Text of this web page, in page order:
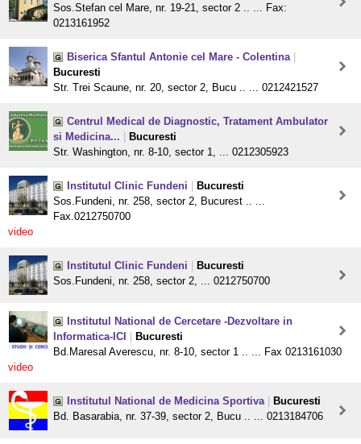
Sos.Stefan cel Mare, nr. 19-21, sector 2 .. ... Fax:
0213161952
Biserica Sfantul Antonie cel Mare - Colentina
Bucuresti
Str. Trei Scaune, nr. 20, sector 2, Bucu .. ... 0212421527
Centrul Medical de Diagnostic, Tratament Ambulator
si Medicina...
Bucuresti
Str. Washington, nr. 8-10, sector 1, ... 0212305923
Institutul Clinic Fundeni
Bucuresti
Sos.Fundeni, nr. 258, sector 2, Bucurest .. ...
Fax.0212750700
video
Institutul Clinic Fundeni
Bucuresti
Sos.Fundeni, nr. 258, sector 2, ... 0212750700
Institutul National de Cercetare -Dezvoltare in
Informatica-ICI
Bucuresti
Bd.Maresal Averescu, nr. 8-10, sector 1 .. ... Fax 0213161030
video
Institutul National de Medicina Sportiva
Bucuresti
Bd. Basarabia, nr. 37-39, sector 2, Bucu .. ... 0213184706